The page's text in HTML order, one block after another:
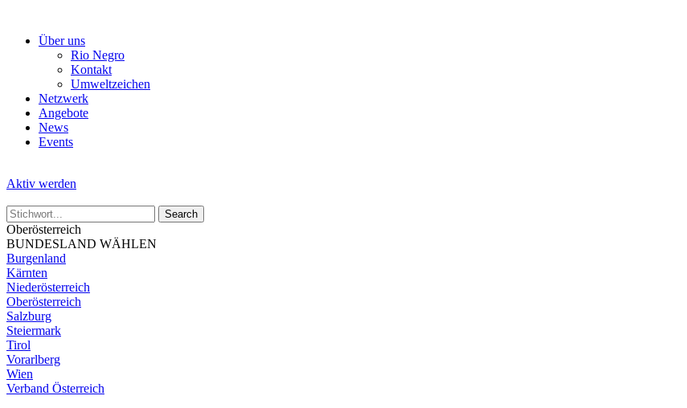
Über uns
Rio Negro
Kontakt
Umweltzeichen
Netzwerk
Angebote
News
Events
Aktiv werden
Oberösterreich
BUNDESLAND WÄHLEN
Burgenland
Kärnten
Niederösterreich
Oberösterreich
Salzburg
Steiermark
Tirol
Vorarlberg
Wien
Verband Österreich